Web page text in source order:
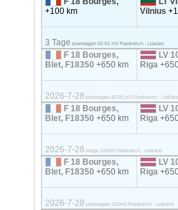
+100 km
Vilnius
3 Tage planwagen 82-92 m3 Frankreich - Litauen
F 18 Bourges,
Blet, F18350+650 km
LV
Riga
2026-7-28 planwagen 82-92 m3 Frankreich - Lettland
F 18 Bourges,
Blet, F18350+650 km
LV
Riga
2026-7-28 mega 100m3 Frankreich - Lettland
F 18 Bourges,
Blet, F18350+650 km
LV
Riga
2026-7-28 planwagen 120m3 Frankreich - Lettland